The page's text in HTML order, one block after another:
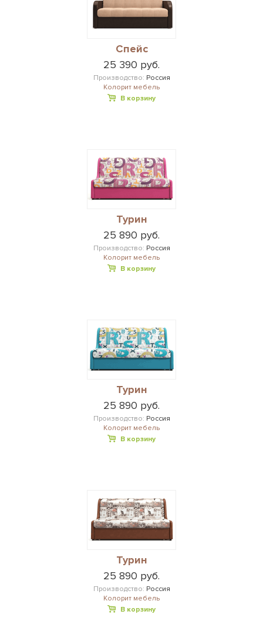
Спейс
25 390 руб.
Производство: Россия
Колорит мебель
В корзину
Турин
25 890 руб.
Производство: Россия
Колорит мебель
В корзину
Турин
25 890 руб.
Производство: Россия
Колорит мебель
В корзину
Турин
25 890 руб.
Производство: Россия
Колорит мебель
В корзину